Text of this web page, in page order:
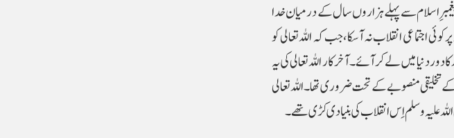
اسلام سے پہلے ہزاروں سال کے درمیان خدا
اجتماعی انقلاب نہ آسکا، جب کہ اللہ تعالی کو
دنیا میں لے کر آئے۔ آخر کار اللہ تعالی کی یہ
منصوبے کے تحت ضروری تھا۔ اللہ تعالی
علیہ وسلم اِس انقلاب کی بنیادی کڑی تھے۔